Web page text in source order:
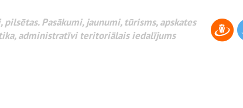
Pasākumi, jaunumi, tūrisms, apskates
administratīvi teritoriālais iedalījums